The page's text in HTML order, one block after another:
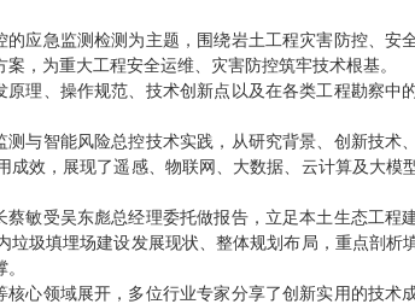
应急监测检测为主题，围绕岩土工程灾害防控、安
，为重大工程安全运维、灾害防控筑牢技术根基。
理、操作规范、技术创新点以及在各类工程勘察中
与智能风险总控技术实践，从研究背景、创新技术
效，展现了遥感、物联网、大数据、云计算及大模
蔡敏受吴东彪总经理委托做报告， 立足本土生态工程
圾填埋场建设发展现状、整体规划布局，重点剖析
心领域展开，多位行业专家分享了创新实用的技术